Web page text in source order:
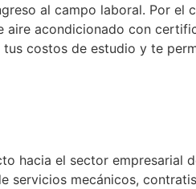
al campo laboral. Por
acondicionado con
costos de estudio y te
hacia el sector empresarial
servicios mecánicos,